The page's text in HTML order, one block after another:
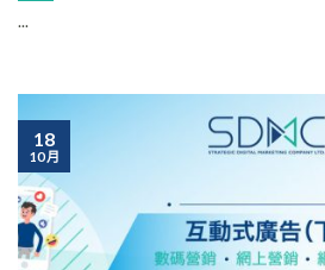
...
18
10 月